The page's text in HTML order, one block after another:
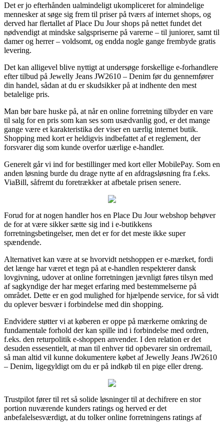
Det er jo efterhånden ualmindeligt ukompliceret for almindelige
mennesker at søge sig frem til priser på tværs af internet shops, og
derved har flertallet af Place Du Jour shops på nettet fundet det
nødvendigt at mindske salgspriserne på varerne – til juniorer, samt til
damer og herrer – voldsomt, og endda nogle gange frembyde gratis
levering.
Det kan alligevel blive nyttigt at undersøge forskellige e-forhandlere
efter tilbud på Jewelly Jeans JW2610 – Denim før du gennemfører
din handel, sådan at du er skudsikker på at indhente den mest
betalelige pris.
Man bør bare huske på, at når en online forretning tilbyder en vare
til salg for en pris som kan ses som usædvanlig god, er det mange
gange være et karakteristika der viser en uærlig internet butik.
Shopping med kort er heldigvis indbefattet af et reglement, der
forsvarer dig som kunde overfor uærlige e-handler.
Generelt går vi ind for bestillinger med kort eller MobilePay. Som en
anden løsning burde du drage nytte af en afdragsløsning fra f.eks.
ViaBill, såfremt du foretrækker at afbetale prisen senere.
Forud for at nogen handler hos en Place Du Jour webshop behøver
de for at være sikker sætte sig ind i e-butikkens
forretningsbetingelser, men det er for det meste ikke super
spændende.
Alternativet kan være at se hvorvidt netshoppen er e-mærket, fordi
det længe har været et tegn på at e-handlen respekterer dansk
lovgivning, udover at online forretningen jævnligt føres tilsyn med
af sagkyndige der har meget erfaring med bestemmelserne på
området. Dette er en god mulighed for hjælpende service, for så vidt
du oplever besvær i forbindelse med din shopping.
Endvidere støtter vi at køberen er oppe på mærkerne omkring de
fundamentale forhold der kan spille ind i forbindelse med ordren,
f.eks. den returpolitik e-shoppen anvender. I den relation er det
desuden essesentielt, at man til enhver tid opbevarer sin ordremail,
så man altid vil kunne dokumentere købet af Jewelly Jeans JW2610
– Denim, ligegyldigt om du er på indkøb til en pige eller dreng.
Trustpilot fører til ret så solide løsninger til at dechifrere en stor
portion nuværende kunders ratings og herved er det
anbefalelsesværdigt, at du tolker online forretningens ratings af